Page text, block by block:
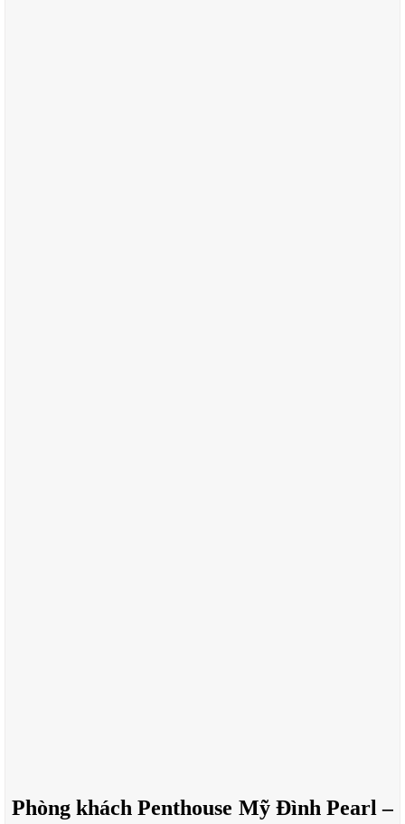
Phòng khách Penthouse Mỹ Đình Pearl –